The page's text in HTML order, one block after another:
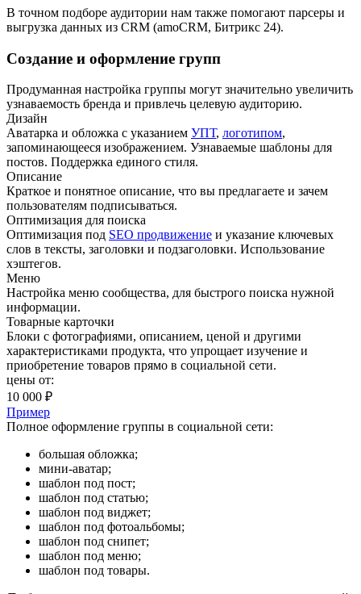
В точном подборе аудитории нам также помогают парсеры и
выгрузка данных из CRM (amoCRM, Битрикс 24).
Создание и оформление групп
Продуманная настройка группы могут значительно увеличить
узнаваемость бренда и привлечь целевую аудиторию.
Дизайн
Аватарка и обложка с указанием УПТ, логотипом,
запоминающееся изображением. Узнаваемые шаблоны для
постов. Поддержка единого стиля.
Описание
Краткое и понятное описание, что вы предлагаете и зачем
пользователям подписываться.
Оптимизация для поиска
Оптимизация под SEO продвижение и указание ключевых
слов в тексты, заголовки и подзаголовки. Использование
хэштегов.
Меню
Настройка меню сообщества, для быстрого поиска нужной
информации.
Товарные карточки
Блоки с фотографиями, описанием, ценой и другими
характеристиками продукта, что упрощает изучение и
приобретение товаров прямо в социальной сети.
цены от:
10 000 ₽
Пример
Полное оформление группы в социальной сети:
большая обложка;
мини-аватар;
шаблон под пост;
шаблон под статью;
шаблон под виджет;
шаблон под фотоальбомы;
шаблон под снипет;
шаблон под меню;
шаблон под товары.